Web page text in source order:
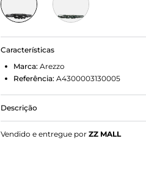
Características
Marca: Arezzo
Referência: A4300003130005
Descrição
Cinto Médio Eco
Vendido e entregue por ZZ MALL